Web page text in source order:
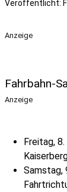
Veröffentlicht:
Anzeige
Fahrbahn-
Anzeige
Freitag,
Samstag,